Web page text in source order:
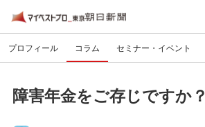
プロフィール コラム セミナー・イベント
障害年金をご存じですか？